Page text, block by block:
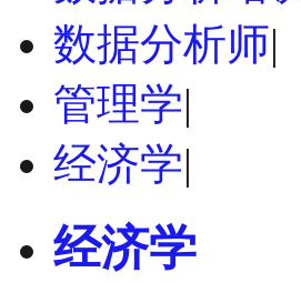
数据分析师|
管理学|
经济学|
经济学